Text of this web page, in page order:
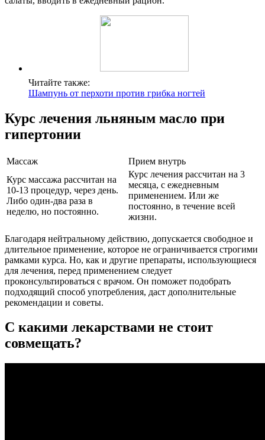
Читайте также:
Шампунь от перхоти против грибка ногтей
Курс лечения льняным масло при
гипертонии
Массаж
Прием внутрь
Курс массажа рассчитан на
10-13 процедур, через день.
Либо один-два раза в
неделю, но постоянно.
Курс лечения рассчитан на 3
месяца, с ежедневным
применением. Или же
постоянно, в течение всей
жизни.
Благодаря нейтральному действию, допускается свободное и
длительное применение, которое не ограничивается строгими
рамками курса. Но, как и другие препараты, использующиеся
для лечения, перед применением следует
проконсультироваться с врачом. Он поможет подобрать
подходящий способ употребления, даст дополнительные
рекомендации и советы.
С какими лекарствами не стоит
совмещать?